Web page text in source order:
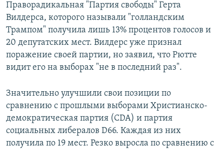
Праворадикальная "Партия свободы" Герта
Вилдерса, которого называли "голландским
Трампом" получила лишь 13% процентов голосов и
20 депутатских мест. Вилдерс уже признал
поражение своей партии, но заявил, что Рютте
видит его на выборах "не в последний раз".
Значительно улучшили свои позиции по
сравнению с прошлыми выборами Христианско-
демократическая партия (CDA) и партия
социальных либералов D66. Каждая из них
получила по 19 мест. Резко выросла по сравнению с